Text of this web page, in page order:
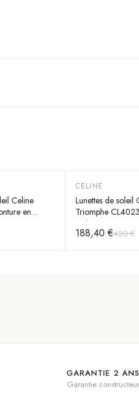
Celine
en
-55 %
CELINE
Lunettes de soleil
Triomphe
acétate
188,40 €420 €
GARANTIE 2 ANS
Garantie constructeur